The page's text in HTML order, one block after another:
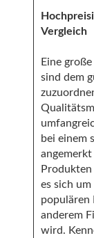
Vergleich
Eine
sind dem
bei einem
es sich
populären
anderem
wird.